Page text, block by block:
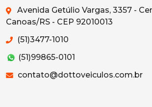
Avenida Getúlio Vargas, 3357 -
Canoas/RS - CEP 92010013
(51)3477-1010
(51)99865-0101
contato@dottoveiculos.com.br